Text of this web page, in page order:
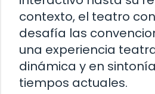
contexto, el teatro
desafía las
una experiencia
dinámica y en
tiempos actuales.